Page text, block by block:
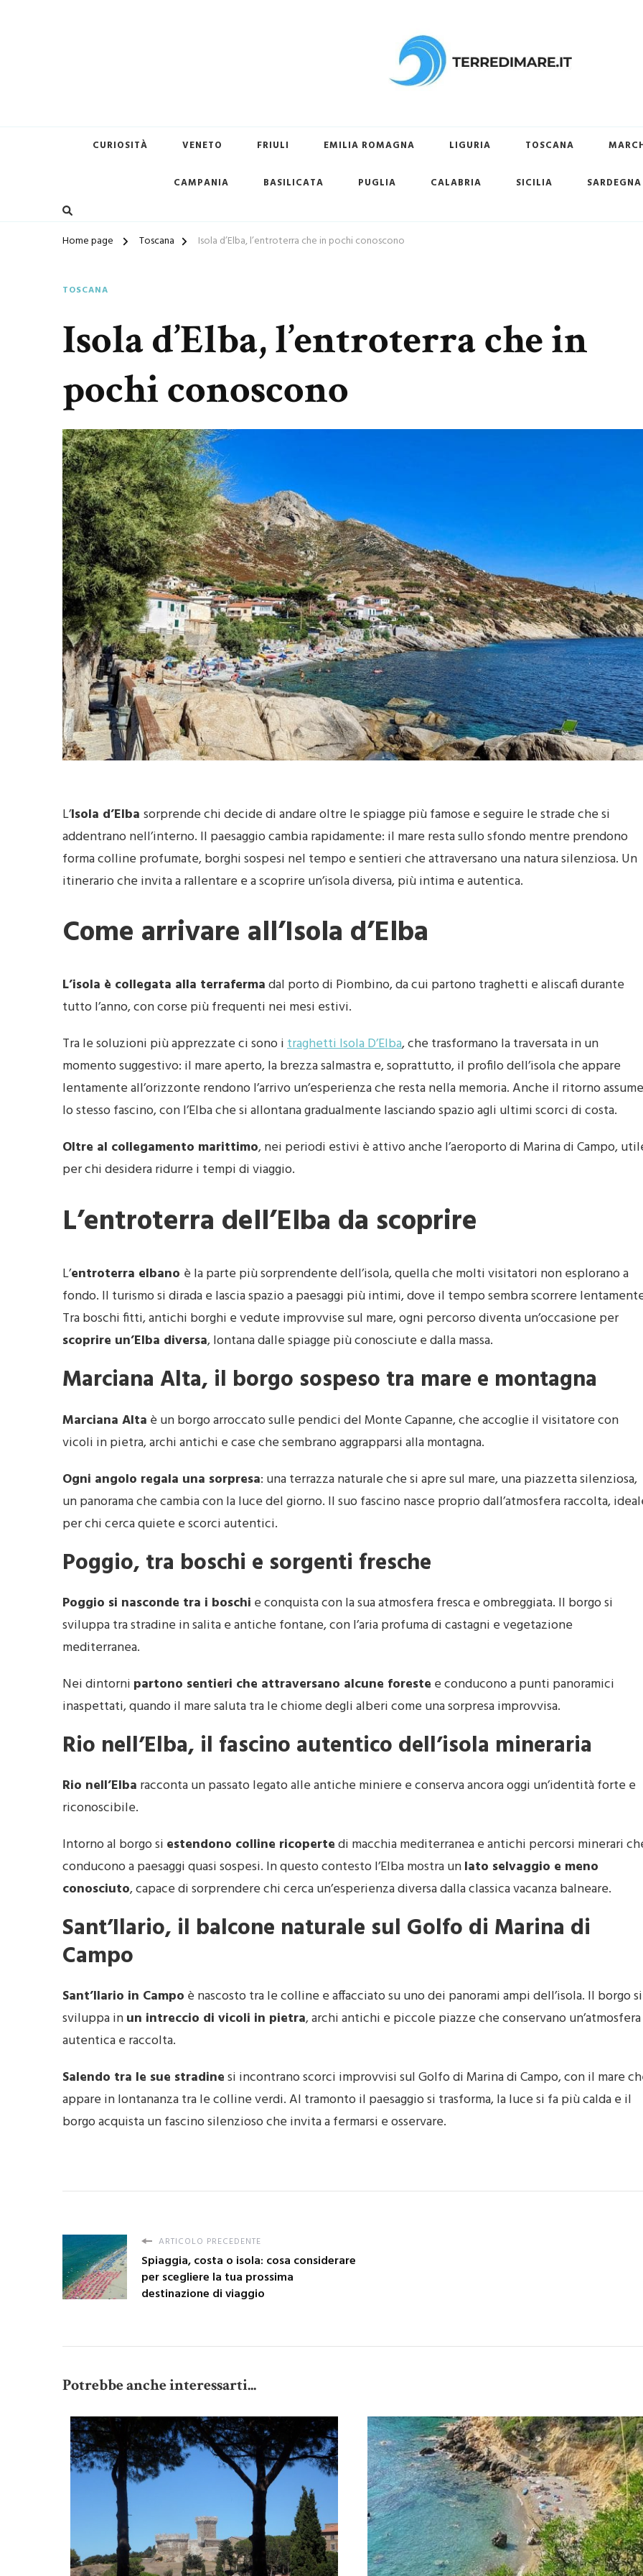
CURIOSITÀ VENETO FRIULI EMILIA ROMAGNA LIGURIA TOSCANA
CAMPANIA BASILICATA PUGLIA CALABRIA SICILIA SARDEGNA
Home page Toscana Isola d’Elba, l’entroterra che in pochi conoscono
TOSCANA
Isola d’Elba, l’entroterra che in
pochi conoscono
L’Isola d’Elba sorprende chi decide di andare oltre le spiagge più famose e seguire le strade che si
addentrano nell’interno. Il paesaggio cambia rapidamente: il mare resta sullo sfondo mentre prendono
forma colline profumate, borghi sospesi nel tempo e sentieri che attraversano una natura silenziosa. Un
itinerario che invita a rallentare e a scoprire un’isola diversa, più intima e autentica.
Come arrivare all’Isola d’Elba
L’isola è collegata alla terrafermadal porto di Piombino, da cui partono traghetti e aliscafi durante
tutto l’anno, con corse più frequenti nei mesi estivi.
Tra le soluzioni più apprezzate ci sono itraghetti Isola D’Elba, che trasformano la traversata in un
momento suggestivo: il mare aperto, la brezza salmastra e, soprattutto, il profilo dell’isola che appare
lentamente all’orizzonte rendono l’arrivo un’esperienza che resta nella memoria. Anche il ritorno assume
lo stesso fascino, con l’Elba che si allontana gradualmente lasciando spazio agli ultimi scorci di costa.
Oltre al collegamento marittimo, nei periodi estivi è attivo anche l’aeroporto di Marina di Campo,
per chi desidera ridurre i tempi di viaggio.
L’entroterra dell’Elba da scoprire
L’entroterra elbano è la parte più sorprendente dell’isola, quella che molti visitatori non esplorano a
fondo. Il turismo si dirada e lascia spazio a paesaggi più intimi, dove il tempo sembra scorrere
Tra boschi fitti, antichi borghi e vedute improvvise sul mare, ogni percorso diventa un’occasione per
scoprire un’Elba diversa, lontana dalle spiagge più conosciute e dalla massa.
Marciana Alta, il borgo sospeso tra mare e montagna
Marciana Alta è un borgo arroccato sulle pendici del Monte Capanne, che accoglie il visitatore con
vicoli in pietra, archi antichi e case che sembrano aggrapparsi alla montagna.
Ogni angolo regala una sorpresa: una terrazza naturale che si apre sul mare, una piazzetta silenziosa,
un panorama che cambia con la luce del giorno. Il suo fascino nasce proprio dall’atmosfera raccolta,
per chi cerca quiete e scorci autentici.
Poggio, tra boschi e sorgenti fresche
Poggio si nasconde tra i boschi e conquista con la sua atmosfera fresca e ombreggiata. Il borgo si
sviluppa tra stradine in salita e antiche fontane, con l’aria profuma di castagni e vegetazione
mediterranea.
Nei dintorni partono sentieri che attraversano alcune foreste e conducono a punti panoramici
inaspettati, quando il mare saluta tra le chiome degli alberi come una sorpresa improvvisa.
Rio nell’Elba, il fascino autentico dell’isola mineraria
Rio nell’Elba racconta un passato legato alle antiche miniere e conserva ancora oggi un’identità forte e
riconoscibile.
Intorno al borgo si estendono colline ricopertedi macchia mediterranea e antichi percorsi minerari
conducono a paesaggi quasi sospesi. In questo contesto l’Elba mostra unlato selvaggio e meno
conosciuto, capace di sorprendere chi cerca un’esperienza diversa dalla classica vacanza balneare.
Sant’Ilario, il balcone naturale sul Golfo di Marina di
Campo
Sant’Ilario in Campo è nascosto tra le colline e affacciato su uno dei panorami ampi dell’isola. Il borgo si
sviluppa inun intreccio di vicoli in pietra, archi antichi e piccole piazze che conservano un’atmosfera
autentica e raccolta.
Salendo tra le sue stradinesi incontrano scorci improvvisi sul Golfo di Marina di Campo, con il mare
appare in lontananza tra le colline verdi. Al tramonto il paesaggio si trasforma, la luce si fa più calda e il
borgo acquista un fascino silenzioso che invita a fermarsi e osservare.
ARTICOLO PRECEDENTE
Spiaggia, costa o isola: cosa considerare
per scegliere la tua prossima
destinazione di viaggio
Potrebbe anche interessarti...